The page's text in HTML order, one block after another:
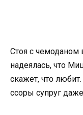
Стоя с чемоданом
надеялась, что
скажет, что
ссоры супруг